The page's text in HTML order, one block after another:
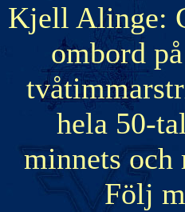
Kjell Alinge:
ombord
hela 50-
minnets och
Följ